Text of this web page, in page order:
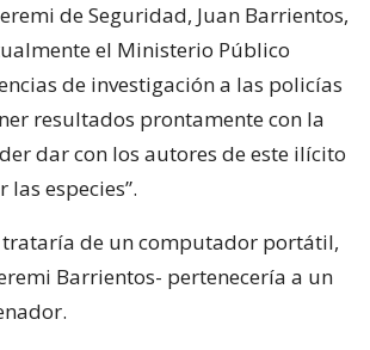
de Seguridad, Juan Barrientos,
el Ministerio Público
de investigación a las policías
resultados prontamente con la
dar con los autores de este ilícito
especies”.
trataría de un computador portátil,
Barrientos- pertenecería a un